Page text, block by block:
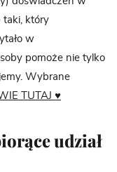
taki, który
w
pomoże nie tylko
Wybrane
TUTAJ ♥
udział